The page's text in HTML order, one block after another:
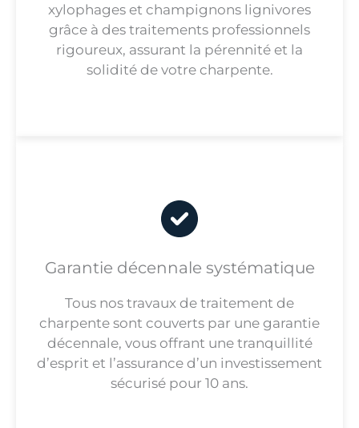
xylophages et champignons lignivores
grâce à des traitements professionnels
rigoureux, assurant la pérennité et la
solidité de votre charpente.
Garantie décennale systématique
Tous nos travaux de traitement de
charpente sont couverts par une garantie
décennale, vous offrant une tranquillité
d’esprit et l’assurance d’un investissement
sécurisé pour 10 ans.